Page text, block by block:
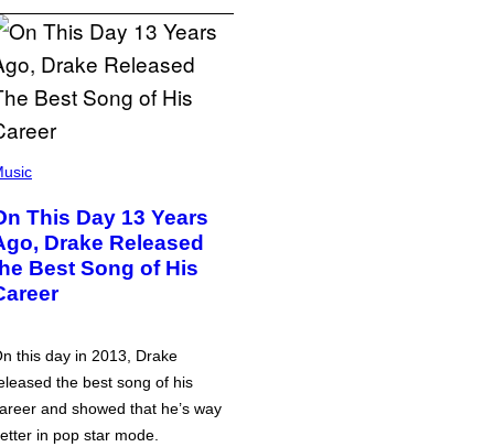
This Day 13 Years
Drake Released
Best Song of His
this day in 2013, Drake
the best song of his
and showed that he’s way
in pop star mode.